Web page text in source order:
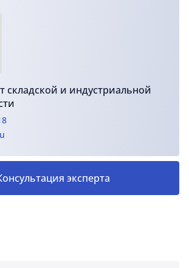
складской и индустриальной
эксперта